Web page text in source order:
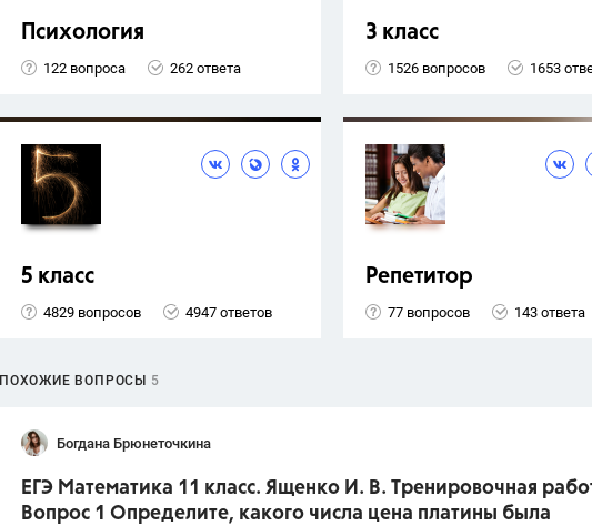
Психология
122 вопроса 262 ответа
3 класс
1526 вопросов 1653
5 класс
4829 вопросов 4947 ответов
Репетитор
77 вопросов 143 ответа
ПОХОЖИЕ ВОПРОСЫ 5
Богдана Брюнеточкина
ЕГЭ Математика 11 класс. Ященко И. В. Тренировочная
Вопрос 1 Определите, какого числа цена платины была